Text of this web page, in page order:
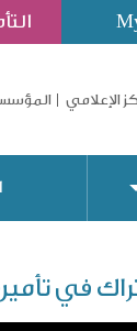
الإعلامي
في